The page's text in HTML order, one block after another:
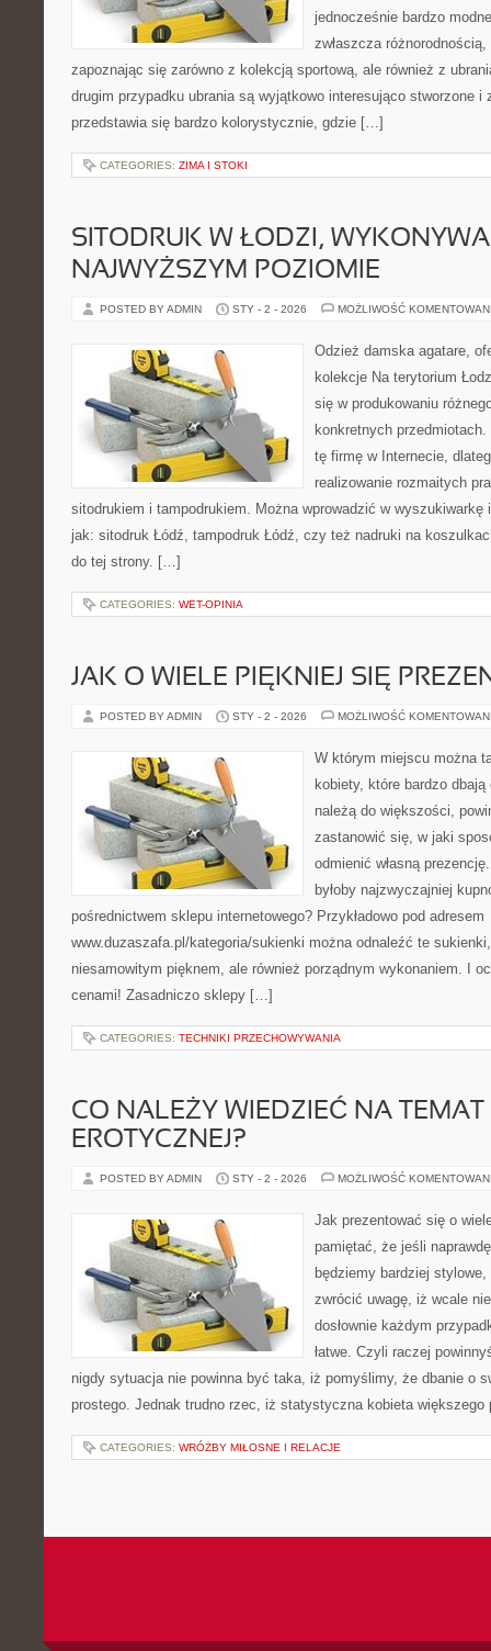
jednocześnie bardzo
zwłaszcza
zapoznając się zarówno z kolekcją sportową, ale również z
drugim przypadku ubrania są wyjątkowo interesująco stworzone i
przedstawia się bardzo kolorystycznie, gdzie […]
CATEGORIES: ZIMA I STOKI
SITODRUK W ŁODZI,
NAJWYŻSZYM POZIOMIE
POSTED BY ADMIN STY - 2 - 2026 MOŻLIWOŚĆ
Odzież damska agatare,
kolekcje Na terytorium
się w produkowaniu
konkretnych
tę firmę w Internecie,
realizowanie rozmaitych
sitodrukiem i tampodrukiem. Można wprowadzić w wyszukiwarkę
jak: sitodruk Łódź, tampodruk Łódź, czy też nadruki na
do tej strony. […]
CATEGORIES: WET-OPINIA
JAK O WIELE PIĘKNIEJ SIĘ
POSTED BY ADMIN STY - 2 - 2026 MOŻLIWOŚĆ
W którym miejscu można
kobiety, które bardzo
należą do większości,
zastanowić się, w jaki
odmienić własną
byłoby najzwyczajniej
pośrednictwem sklepu internetowego? Przykładowo pod adresem
www.duzaszafa.pl/kategoria/sukienki można odnaleźć te
niesamowitym pięknem, ale również porządnym wykonaniem. I
cenami! Zasadniczo sklepy […]
CATEGORIES: TECHNIKI PRZECHOWYWANIA
CO NALEŻY WIEDZIEĆ NA TEMAT
EROTYCZNEJ?
POSTED BY ADMIN STY - 2 - 2026 MOŻLIWOŚĆ
Jak prezentować się o
pamiętać, że jeśli
będziemy bardziej
zwrócić uwagę, iż wcale
dosłownie każdym
łatwe. Czyli raczej
nigdy sytuacja nie powinna być taka, iż pomyślimy, że dbanie o
prostego. Jednak trudno rzec, iż statystyczna kobieta
CATEGORIES: WRÓŻBY MIŁOSNE I RELACJE